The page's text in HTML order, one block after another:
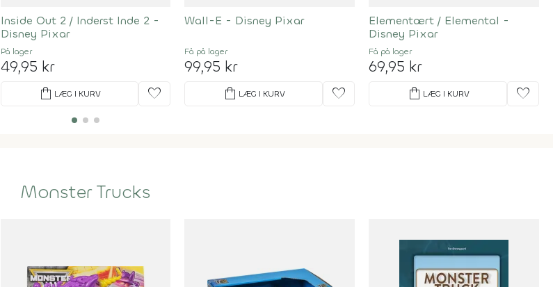
Inside Out 2 / Inderst Inde 2 -
Disney Pixar
På lager
49,95 kr
shopping_bag LÆG I KURV favorite
Wall-E - Disney Pixar
Få på lager
99,95 kr
shopping_bag LÆG I KURV favorite
Elementært / Elemental -
Disney Pixar
Få på lager
69,95 kr
shopping_bag LÆG I KURV favorite
Monster Trucks